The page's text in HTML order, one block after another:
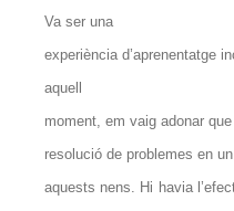
Va ser una
experiència d’aprenentatge
aquell
moment, em vaig adonar
resolució de problemes en
aquests nens. Hi havia